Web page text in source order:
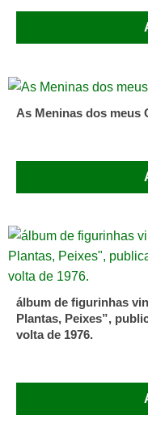
As Meninas dos meus
álbum de figurinhas
Plantas, Peixes”,
volta de 1976.